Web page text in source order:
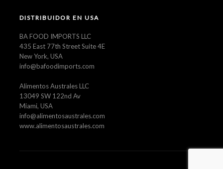
DISTRIBUIDOR EN USA
BA FOOD IMPORTS LLC
435 East 77th Street Suite 4E
New York, USA
info@bafoodimports.com
Alimentos Australes LLC
13049 SW 122nd Av
Miami, USA
info@alimentosaustrales.com
www.alimentosaustrales.com